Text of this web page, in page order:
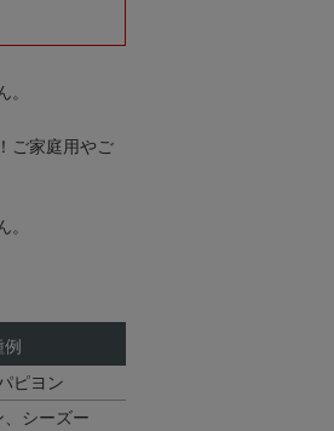
ご家庭用やご
ピヨン
シーズー